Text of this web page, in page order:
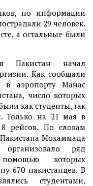
по информации
29 человек.
а остальные были
Пакистан начал
Как сообщали
аэропорту Манас
число которых
как студенты, так
Только на 21 мая в
рейсов. По словам
Мохаммада
организовало ряд
которых
670 пакистанцев. В
студентами,